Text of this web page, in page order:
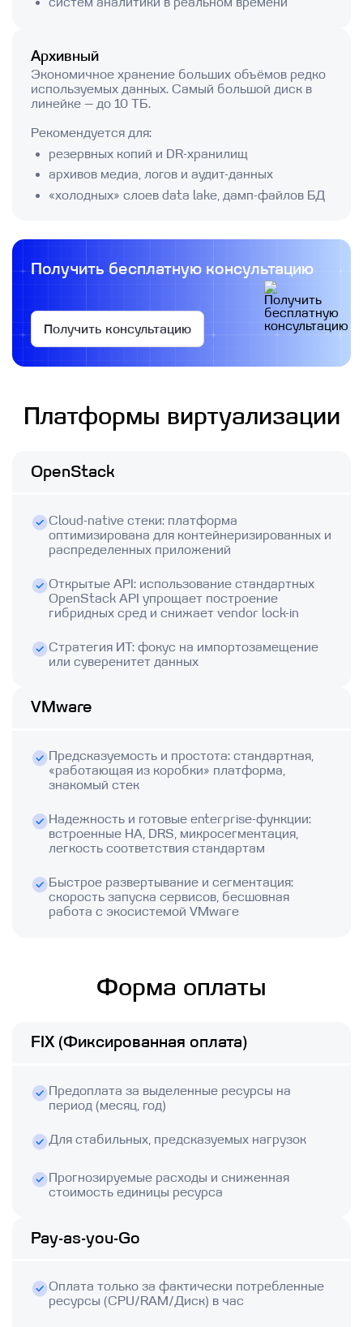
Архивный
Экономичное хранение больших объёмов редко
используемых данных. Самый большой диск в
линейке — до 10 ТБ.
Рекомендуется для:
резервных копий и DR-хранилищ
архивов медиа, логов и аудит-данных
«холодных» слоев data lake, дамп-файлов БД
Получить бесплатную консультацию
Получить консультацию
Платформы виртуализации
OpenStack
Cloud-native стеки: платформа
оптимизирована для контейнеризированных и
распределенных приложений
Открытые API: использование стандартных
OpenStack API упрощает построение
гибридных сред и снижает vendor lock-in
Стратегия ИТ: фокус на импортозамещение
или суверенитет данных
VMware
Предсказуемость и простота: стандартная,
«работающая из коробки» платформа,
знакомый стек
Надежность и готовые enterprise-функции:
встроенные HA, DRS, микросегментация,
легкость соответствия стандартам
Быстрое развертывание и сегментация:
скорость запуска сервисов, бесшовная
работа с экосистемой VMware
Форма оплаты
FIX (Фиксированная оплата)
Предоплата за выделенные ресурсы на
период (месяц, год)
Для стабильных, предсказуемых нагрузок
Прогнозируемые расходы и сниженная
стоимость единицы ресурса
Pay-as-you-Go
Оплата только за фактически потребленные
ресурсы (CPU/RAM/Диск) в час